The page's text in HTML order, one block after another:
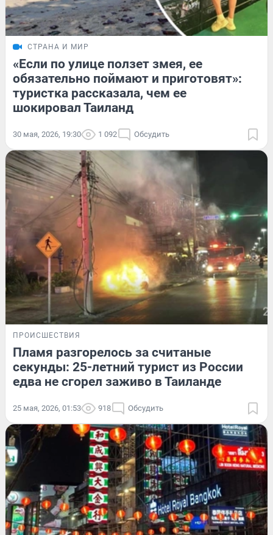
СТРАНА И МИР
«Если по улице ползет змея, ее
обязательно поймают и приготовят»:
туристка рассказала, чем ее
шокировал Таиланд
30 мая, 2026, 19:30 1 092 Обсудить
ПРОИСШЕСТВИЯ
Пламя разгорелось за считаные
секунды: 25-летний турист из России
едва не сгорел заживо в Таиланде
25 мая, 2026, 01:53 918 Обсудить